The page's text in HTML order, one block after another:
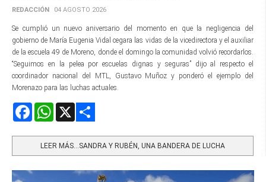
REDACCIÓN 04 AGOSTO 2026
Se cumplió un nuevo aniversario del momento en que la negligencia del
gobierno de María Eugenia Vidal cegara las vidas de la vicedirectora y el auxiliar
de la escuela 49 de Moreno, donde el domingo la comunidad volvió recordarlos.
“Seguimos en la pelea por escuelas dignas y seguras” dijo al respecto el
coordinador nacional del MTL, Gustavo Muñoz y ponderó el ejemplo del
Morenazo para las luchas actuales.
FacebookWhatsApp
LEER MÁS…SANDRA Y RUBÉN, UNA BANDERA DE LUCHA